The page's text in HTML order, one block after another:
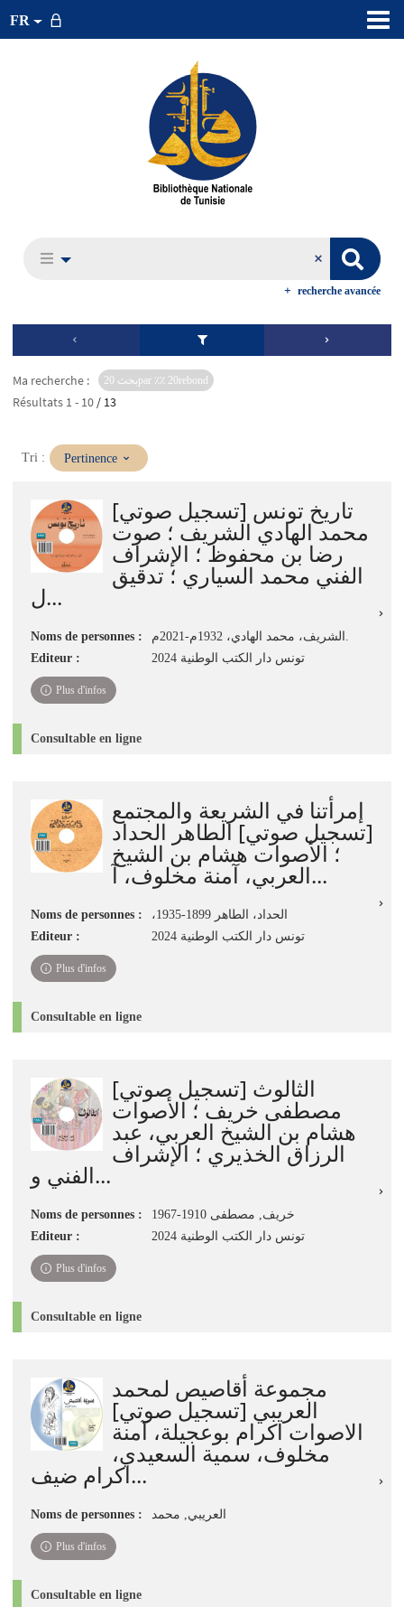
FR
recherche avancée
Ma recherche : بحث 20par ٪٪ 20rebond
Résultats 1 - 10 / 13
Tri : (Mise
immédiate)
Pertinence
تاريخ تونس [تسجيل صوتي]
محمد الهادي الشريف ؛ صوت
رضا بن محفوظ ؛ الإشراف
الفني محمد السياري ؛ تدقيق
ل...
Noms de personnes :
الشريف، محمد الهادي، 1932م-2021م.
Editeur :
تونس دار الكتب الوطنية 2024
Plus d'infos
Consultable en ligne
إمرأتنا في الشريعة والمجتمع
[تسجيل صوتي] الطاهر الحداد
؛ الأصوات هشام بن الشيخ
العربي، آمنة مخلوف، آ...
Noms de personnes :
،الحداد، الطاهر 1899-1935
Editeur :
تونس دار الكتب الوطنية 2024
Plus d'infos
Consultable en ligne
الثالوث [تسجيل صوتي]
مصطفى خريف ؛ الأصوات
هشام بن الشيخ العربي، عبد
الرزاق الخذيري ؛ الإشراف
الفني و...
Noms de personnes :
خريف, مصطفى 1910-1967
Editeur :
تونس دار الكتب الوطنية 2024
Plus d'infos
Consultable en ligne
مجموعة أقاصيص لمحمد
العريبي [تسجيل صوتي]
الاصوات اكرام بوعجيلة، آمنة
مخلوف، سمية السعيدي،
اكرام ضيف...
Noms de personnes : العريبي, محمد
Plus d'infos
Consultable en ligne